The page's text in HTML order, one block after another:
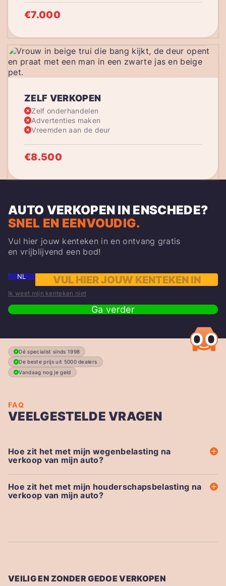
€7.000
ZELF VERKOPEN
Zelf onderhandelen
Advertenties maken
Vreemden aan de deur
€8.500
AUTO VERKOPEN IN ENSCHEDE?
SNEL EN EENVOUDIG.
Vul hier jouw kenteken in en ontvang gratis
en vrijblijvend een bod!
NL
Ik weet mijn kenteken niet
Ga verder
Dé specialist sinds 1998
De beste prijs uit 5000 dealers
Vandaag nog je geld
FAQ
VEELGESTELDE VRAGEN
Hoe zit het met mijn wegenbelasting na
verkoop van mijn auto?
Hoe zit het met mijn houderschapsbelasting na
verkoop van mijn auto?
VEILIG EN ZONDER GEDOE VERKOPEN